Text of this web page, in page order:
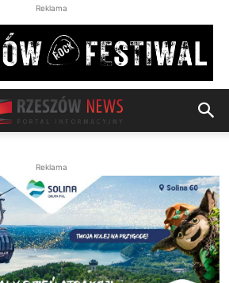
Reklama
Reklama